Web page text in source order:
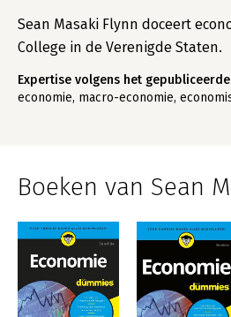
Sean Masaki Flynn doceert
College in de Verenigde Staten.
Expertise volgens het
economie, macro-economie,
Boeken van Sean